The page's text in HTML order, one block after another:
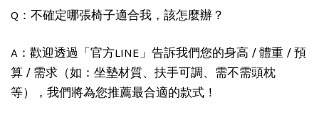
Q：不確定哪張椅子適合我，該怎麼辦？
A：歡迎透過「官方LINE」告訴我們您的身高 / 體重 / 預
算 / 需求（如：坐墊材質、扶手可調、需不需頭枕
等），我們將為您推薦最合適的款式！